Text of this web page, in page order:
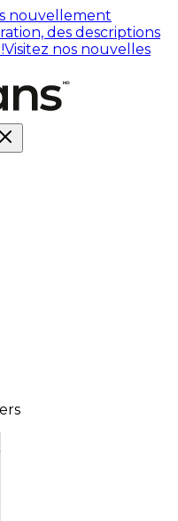
nouvellement
des descriptions
Visitez nos nouvelles